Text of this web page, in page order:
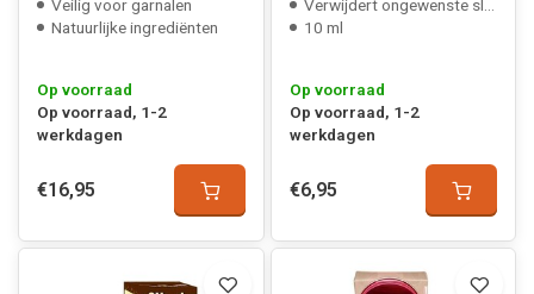
Veilig voor garnalen
Natuurlijke ingrediënten
Op voorraad
Op voorraad, 1-2
werkdagen
€16,95
Verwijdert ongewenste slakken
10 ml
Op voorraad
Op voorraad, 1-2
werkdagen
€6,95